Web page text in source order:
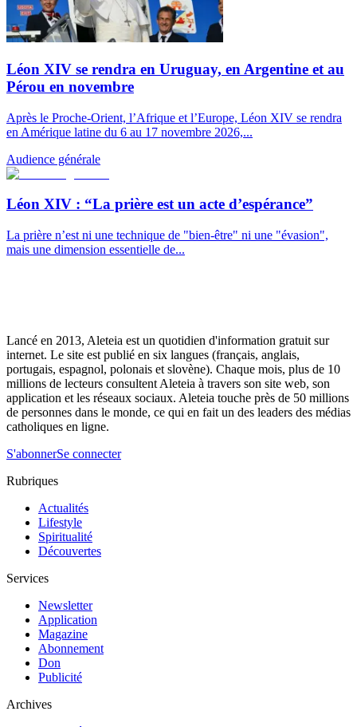
Léon XIV se rendra en Uruguay, en Argentine et au
Pérou en novembre
Après le Proche-Orient, l’Afrique et l’Europe, Léon XIV se rendra
en Amérique latine du 6 au 17 novembre 2026,...
Audience générale
Léon XIV : “La prière est un acte d’espérance”
La prière n’est ni une technique de "bien-être" ni une "évasion",
mais une dimension essentielle de...
Lancé en 2013, Aleteia est un quotidien d'information gratuit sur
internet. Le site est publié en six langues (français, anglais,
portugais, espagnol, polonais et slovène). Chaque mois, plus de 10
millions de lecteurs consultent Aleteia à travers son site web, son
application et les réseaux sociaux. Aleteia touche près de 50 millions
de personnes dans le monde, ce qui en fait un des leaders des médias
catholiques en ligne.
S'abonnerSe connecter
Rubriques
Actualités
Lifestyle
Spiritualité
Découvertes
Services
Newsletter
Application
Magazine
Abonnement
Don
Publicité
Archives